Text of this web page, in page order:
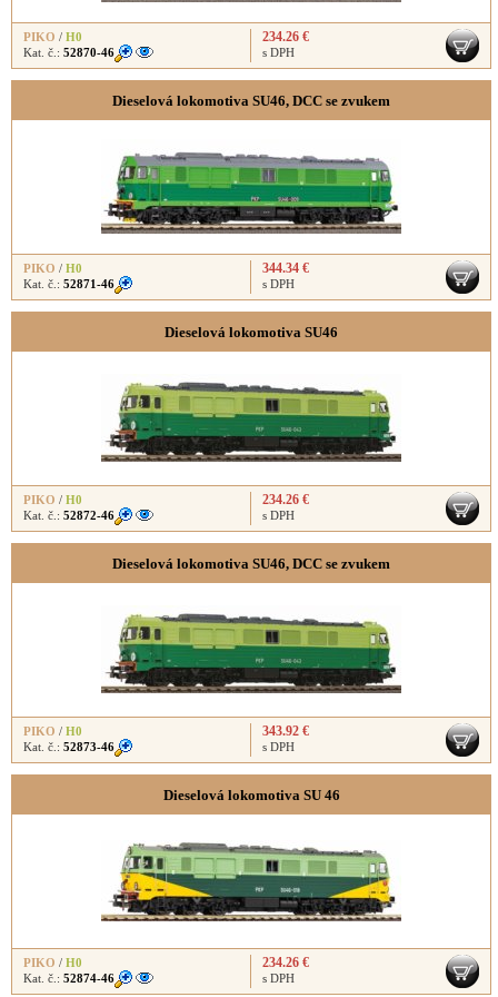
PIKO / H0
Kat. č.: 52870-46
234.26 €
s DPH
Dieselová lokomotiva SU46, DCC se zvukem
PIKO / H0
Kat. č.: 52871-46
344.34 €
s DPH
Dieselová lokomotiva SU46
PIKO / H0
Kat. č.: 52872-46
234.26 €
s DPH
Dieselová lokomotiva SU46, DCC se zvukem
PIKO / H0
Kat. č.: 52873-46
343.92 €
s DPH
Dieselová lokomotiva SU 46
PIKO / H0
Kat. č.: 52874-46
234.26 €
s DPH